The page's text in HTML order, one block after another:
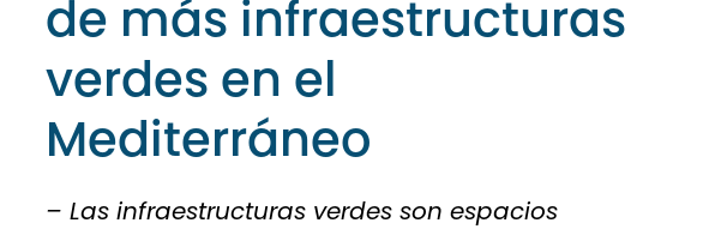
de más infraestructuras
verdes en el
Mediterráneo
– Las infraestructuras verdes son espacios